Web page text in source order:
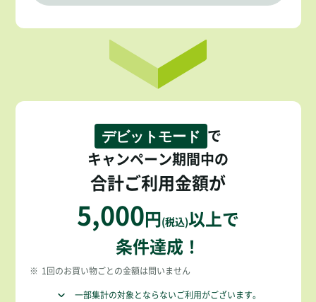
デビットモード で
キャンペーン期間中の
合計ご利用金額が
5,000円(税込)以上で
条件達成！
※ 1回のお買い物ごとの金額は問いません
一部集計の対象とならないご利用がございます。